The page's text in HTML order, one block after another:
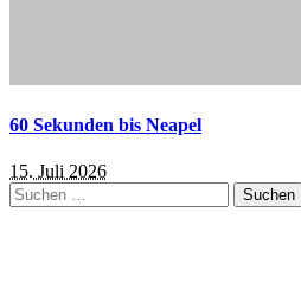
60 Sekunden bis Neapel
15. Juli 2026
Suchen
nach: